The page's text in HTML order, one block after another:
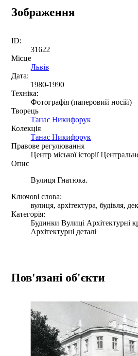
Зображення
ID:
31622
Місце
Львів
Дата:
1980-1990
Техніка:
Фотографія (паперовий носій)
Творець
Танас Никифорук
Колекція
Танас Никифорук
Правове регулювання
Центр міської історії
Опис
Вулиця Гнатюка.
Ключові слова:
вулиця, архітектура, будівля,
Категорія:
Будинки Вулиці Архітектурні
Архітектурні деталі
Пов'язані об'єкти